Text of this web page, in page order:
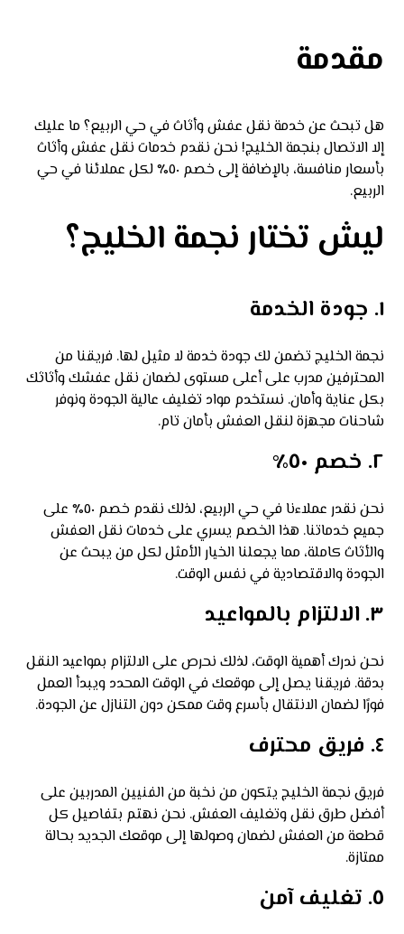
مقدمة
هل تبحث عن خدمة نقل عفش وأثاث في حي الربيع؟ ما عليك
إلا الاتصال بنجمة الخليج! نحن نقدم خدمات نقل عفش وأثاث
بأسعار منافسة، بالإضافة إلى خصم ٥٠٪ لكل عملائنا في حي
الربيع.
ليش تختار نجمة الخليج؟
١. جودة الخدمة
نجمة الخليج تضمن لك جودة خدمة لا مثيل لها. فريقنا من
المحترفين مدرب على أعلى مستوى لضمان نقل عفشك وأثاثك
بكل عناية وأمان. نستخدم مواد تغليف عالية الجودة ونوفر
شاحنات مجهزة لنقل العفش بأمان تام.
٢. خصم ٥٠٪
نحن نقدر عملاءنا في حي الربيع، لذلك نقدم خصم ٥٠٪ على
جميع خدماتنا. هذا الخصم يسري على خدمات نقل العفش
والأثاث كاملة، مما يجعلنا الخيار الأمثل لكل من يبحث عن
الجودة والاقتصادية في نفس الوقت.
٣. الالتزام بالمواعيد
نحن ندرك أهمية الوقت، لذلك نحرص على الالتزام بمواعيد النقل
بدقة. فريقنا يصل إلى موقعك في الوقت المحدد ويبدأ العمل
فورًا لضمان الانتقال بأسرع وقت ممكن دون التنازل عن الجودة.
٤. فريق محترف
فريق نجمة الخليج يتكون من نخبة من الفنيين المدربين على
أفضل طرق نقل وتغليف العفش. نحن نهتم بتفاصيل كل
قطعة من العفش لضمان وصولها إلى موقعك الجديد بحالة
ممتازة.
٥. تغليف آمن